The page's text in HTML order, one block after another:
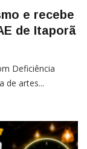
e recebe
de Itaporã
Deficiência
de artes...